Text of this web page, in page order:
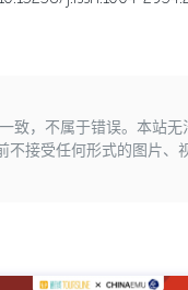
致，不属于错误。本站
接受任何形式的图片